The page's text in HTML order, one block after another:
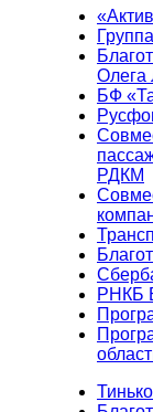
Олега
БФ
РДКМ
РНКБ